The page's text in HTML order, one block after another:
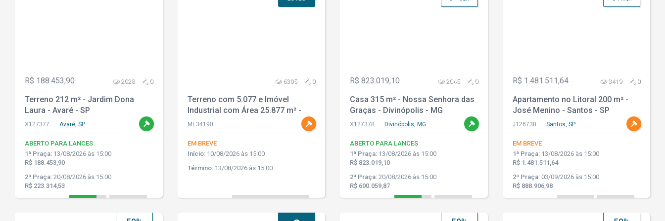
R$ 188.453,90 2028 0
Terreno 212 m² - Jardim Dona
Laura - Avaré - SP
X127377 Avaré, SP
ABERTO PARA LANCES
1ª Praça: 13/08/2026 às 15:00
R$ 188.453,90
2ª Praça: 20/08/2026 às 15:00
R$ 223.314,53
6305 0
Terreno com 5.077 e Imóvel
Industrial com Área 25.877 m² -
Núcleo Itaim - Ferraz de
ML34190
EM BREVE
Início:10/08/2026 às 15:00
Término:13/08/2026 às 15:00
R$ 823.019,10 2045 0
Casa 315 m² - Nossa Senhora das
Graças - Divinópolis - MG
X127378 Divinópolis, MG
ABERTO PARA LANCES
1ª Praça: 13/08/2026 às 15:00
R$ 823.019,10
2ª Praça: 20/08/2026 às 15:00
R$ 600.059,87
R$ 1.481.511,64 3419 0
Apartamento no Litoral 200 m² -
José Menino - Santos - SP
J126738 Santos, SP
EM BREVE
1ª Praça:13/08/2026 às 15:00
R$ 1.481.511,64
2ª Praça:03/09/2026 às 15:00
R$ 888.906,98